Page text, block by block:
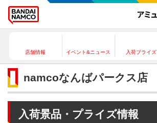
店舗情報 イベント&ニュース 入荷プライズ
namcoなんばパークス店
入荷景品・プライズ情報